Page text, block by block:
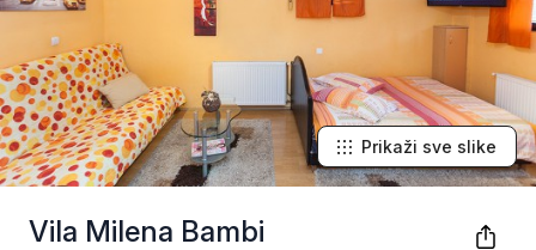
Vila Milena Bambi
Prikaži sve slike